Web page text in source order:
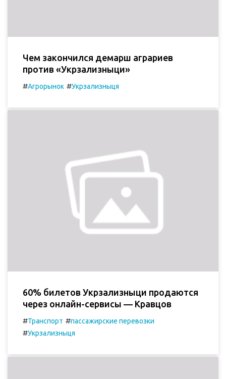
Чем закончился демарш аграриев
против «Укрзализныци»
#Агрорынок #Укрзализныця
60% билетов Укрзализныци продаются
через онлайн-сервисы — Кравцов
#Транспорт #пассажирские перевозки
#Укрзализныця